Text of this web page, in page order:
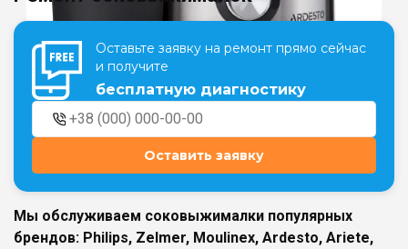
Театральная
г. Киев, ул. Крещатик 44-А
Оболонь
г. Киев, ТЦ LAKE PLAZA, ул. Героев
полка «Азов», 12
Дарница
г. Киев, Комфорт Таун, ул.
Березнева, 16, корпус 3
Оставьте заявку на ремонт прямо сейчас
и получите
бесплатную диагностику
Оставить заявку
Мы обслуживаем соковыжималки популярных
брендов: Philips, Zelmer, Moulinex, Ardesto, Ariete,